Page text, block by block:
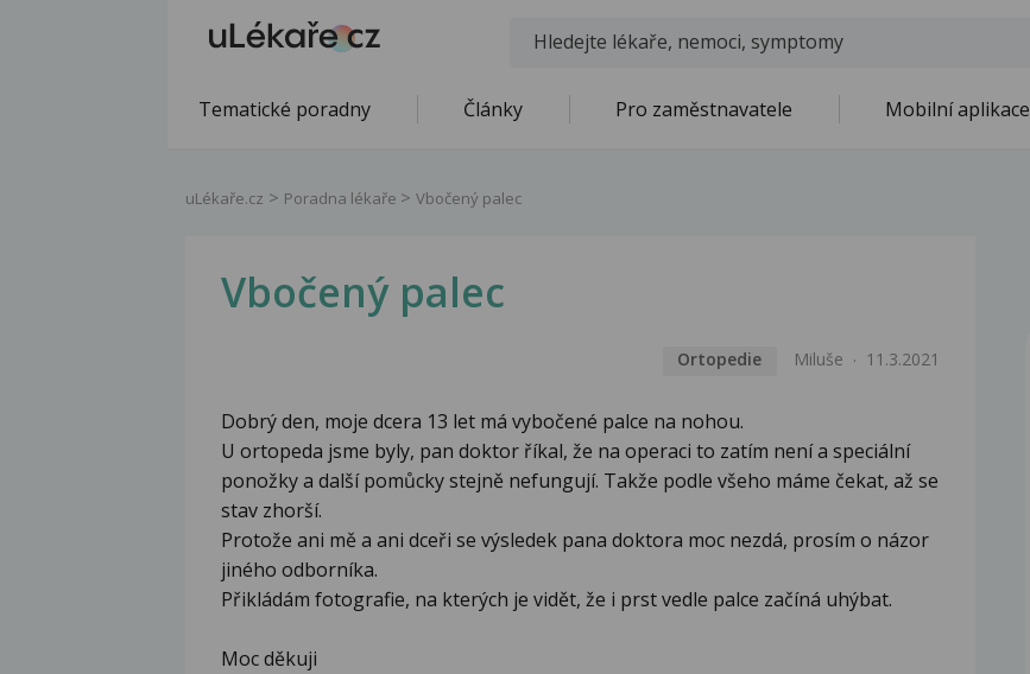
Tematické poradny Články Pro zaměstnavatele Mobilní aplikace
uLékaře.cz Poradna lékaře Vbočený palec
Vbočený palec
Ortopedie Miluše 11.3.2021
Dobrý den, moje dcera 13 let má vybočené palce na nohou.
U ortopeda jsme byly, pan doktor říkal, že na operaci to zatím není a speciální
ponožky a další pomůcky stejně nefungují. Takže podle všeho máme čekat, až se
stav zhorší.
Protože ani mě a ani dceři se výsledek pana doktora moc nezdá, prosím o názor
jiného odborníka.
Přikládám fotografie, na kterých je vidět, že i prst vedle palce začíná uhýbat.
Moc děkuji